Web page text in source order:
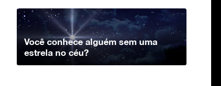
Você conhece alguém sem uma
estrela no céu?